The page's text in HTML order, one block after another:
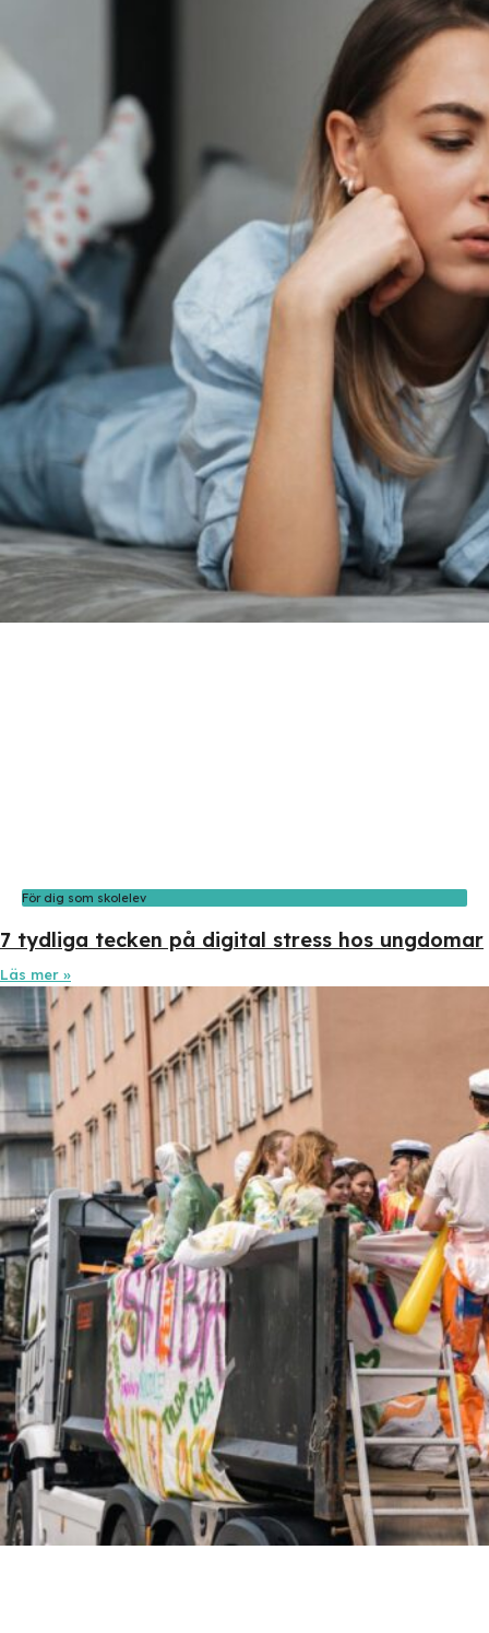
För dig som skolelev
7 tydliga tecken på digital stress hos ungdomar
Läs mer »